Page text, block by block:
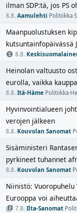
ilman SDP:tä, jos PS
8.8.·Aamulehti·Politiikka·
Maanpuolustuksen
kutsuntainfopäivässä
8.8.·
Heinolan valtuusto
eurolla, vaikka
8.8.·Itä-Häme·Politiikka·
Hyvinvointialueen
verojen jälkeen
8.8.·Kouvolan Sanomat·
Sisäministeri
pyrkineet tuhannet
8.8.·Kouvolan Sanomat·
Niinistö:
Eurooppa voi
7.8.·Ilta-Sanomat·